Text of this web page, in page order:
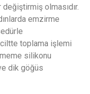
olmasıdır.
emzirme
toplama işlemi
meme silikonu
dik göğüs